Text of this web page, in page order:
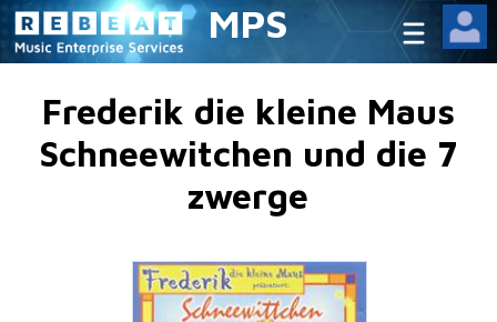
MPS
Frederik die kleine Maus
Schneewitchen und die 7
zwerge